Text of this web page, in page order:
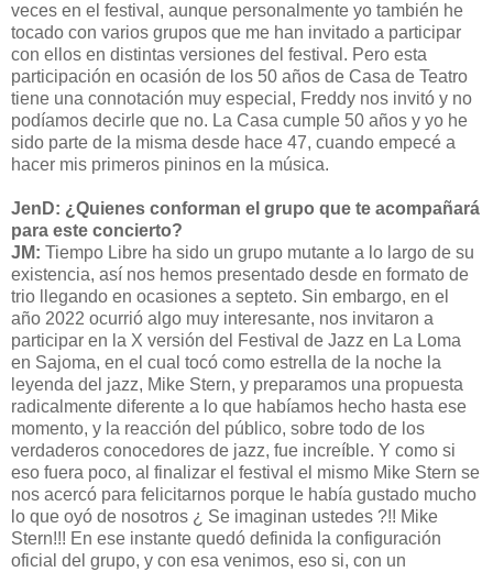
veces en el festival, aunque personalmente yo también he
tocado con varios grupos que me han invitado a participar
con ellos en distintas versiones del festival. Pero esta
participación en ocasión de los 50 años de Casa de Teatro
tiene una connotación muy especial, Freddy nos invitó y no
podíamos decirle que no. La Casa cumple 50 años y yo he
sido parte de la misma desde hace 47, cuando empecé a
hacer mis primeros pininos en la música.
JenD: ¿Quienes conforman el grupo que te acompañará
para este concierto?
JM: Tiempo Libre ha sido un grupo mutante a lo largo de su
existencia, así nos hemos presentado desde en formato de
trio llegando en ocasiones a septeto. Sin embargo, en el
año 2022 ocurrió algo muy interesante, nos invitaron a
participar en la X versión del Festival de Jazz en La Loma
en Sajoma, en el cual tocó como estrella de la noche la
leyenda del jazz, Mike Stern, y preparamos una propuesta
radicalmente diferente a lo que habíamos hecho hasta ese
momento, y la reacción del público, sobre todo de los
verdaderos conocedores de jazz, fue increíble. Y como si
eso fuera poco, al finalizar el festival el mismo Mike Stern se
nos acercó para felicitarnos porque le había gustado mucho
lo que oyó de nosotros ¿ Se imaginan ustedes ?!! Mike
Stern!!! En ese instante quedó definida la configuración
oficial del grupo, y con esa venimos, eso si, con un